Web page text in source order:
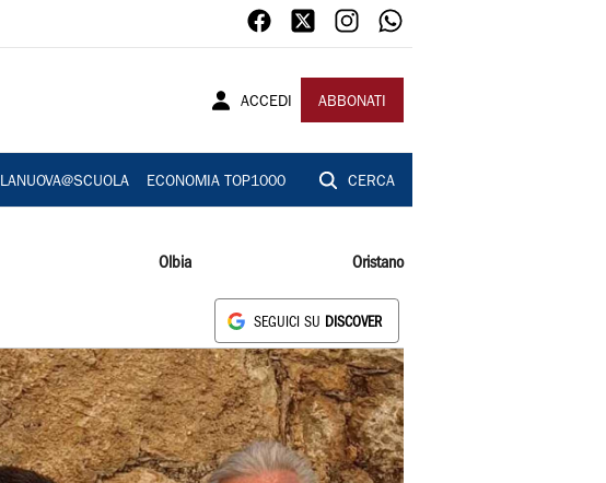
ACCEDI ABBONATI
LANUOVA@SCUOLA ECONOMIA TOP1000 CERCA
Olbia Oristano
SEGUICI SU DISCOVER